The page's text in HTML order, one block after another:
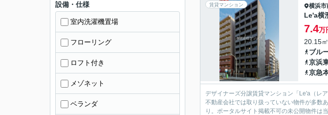
賃貸マンション 横浜市
Le'a横
7.4万
20.15
ブル
京浜
京急
デザイナーズ分譲賃貸マンション「Le'a（レ
不動産会社では取り扱っていない物件が多数
り。ポータルサイト掲載不可の未公開物件は
設備・仕様
室内洗濯機置場
フローリング
ロフト付き
メゾネット
ベランダ